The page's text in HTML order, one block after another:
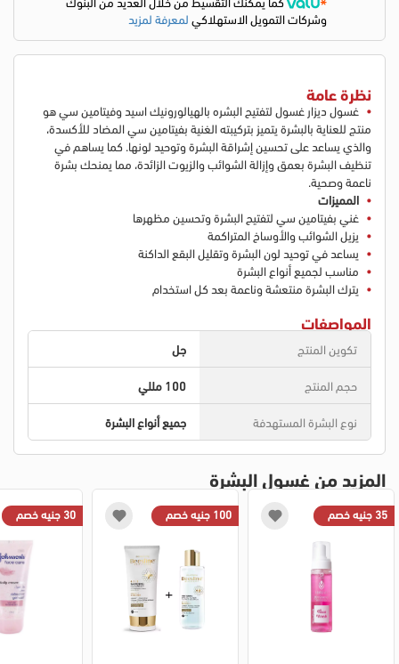
وشركات التمويل الاستهلاكيلمعرفة لمزيد
نظرة عامة
غسول ديزار غسول لتفتيح البشره بالهيالورونيك اسيد وفيتامين سي هو
منتج للعناية بالبشرة يتميز بتركيبته الغنية بفيتامين سي المضاد للأكسدة،
والذي يساعد على تحسين إشراقة البشرة وتوحيد لونها. كما يساهم في
تنظيف البشرة بعمق وإزالة الشوائب والزيوت الزائدة، مما يمنحك بشرة
ناعمة وصحية.
المميزات
غني بفيتامين سي لتفتيح البشرة وتحسين مظهرها
يزيل الشوائب والأوساخ المتراكمة
يساعد في توحيد لون البشرة وتقليل البقع الداكنة
مناسب لجميع أنواع البشرة
يترك البشرة منتعشة وناعمة بعد كل استخدام
المواصفات
تكوين المنتج
جل
حجم المنتج
100 مللي
نوع البشرة المستهدفة
جميع أنواع البشرة
المزيد من غسول البشرة
35 جنيه خصم 100 جنيه خصم 30 جنيه خصم